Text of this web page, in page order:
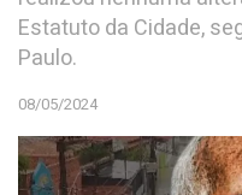
Estatuto da Cidade,
Paulo.
08/05/2024